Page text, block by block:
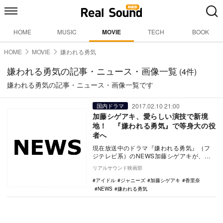
HOME MUSIC MOVIE TECH BOOK
HOME MOVIE 嫌われる勇気
嫌われる勇気の記事・ニュース・画像一覧 (4件)
嫌われる勇気の記事・ニュース・画像一覧です
国内ドラマ 2017.02.10 21:00
加藤シゲアキ、愛らしい演技で新境
地！ 『嫌われる勇気』で等身大の役
者へ
現在放送中のドラマ『嫌われる勇気』（フ
ジテレビ系）のNEWS加藤シゲアキが、ま
るでヒロインのように可愛いと話題になっ
ている。昨日…
リアルサウンド映画部
アイドル
ジャニーズ 加藤シゲアキ
香里奈
NEWS
嫌われる勇気